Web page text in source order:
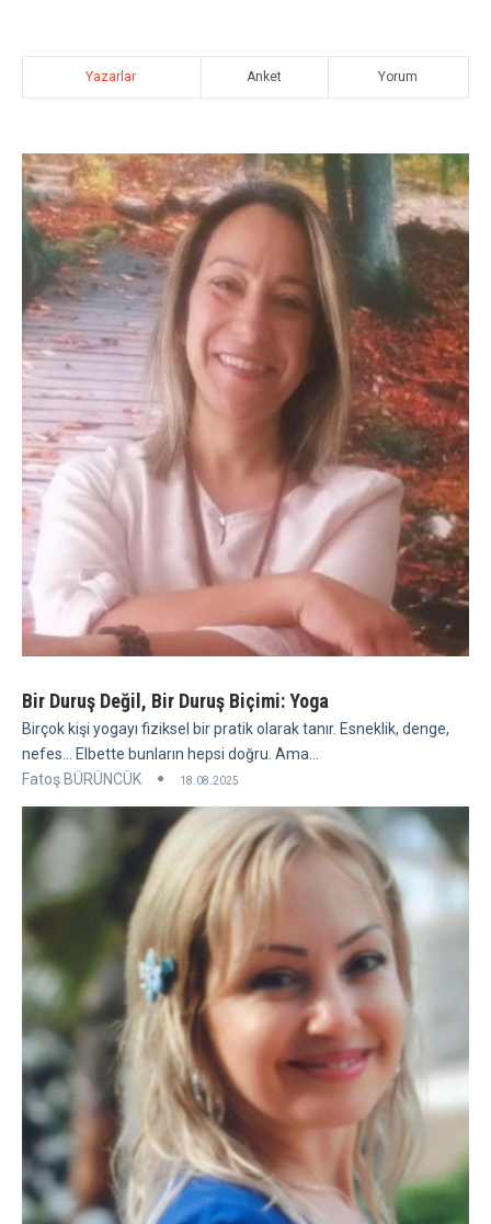
Yazarlar Anket Yorum
Bir Duruş Değil, Bir Duruş Biçimi: Yoga
Birçok kişi yogayı fiziksel bir pratik olarak tanır. Esneklik, denge,
nefes... Elbette bunların hepsi doğru. Ama...
Fatoş BÜRÜNCÜK
18.08.2025